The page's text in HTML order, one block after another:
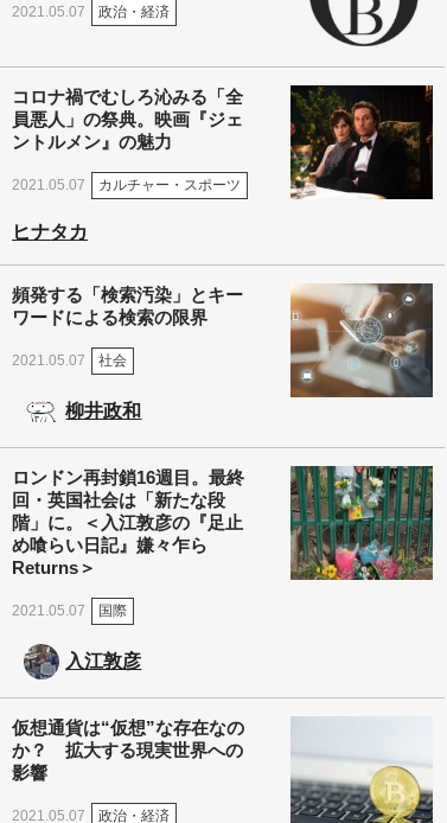
2021.05.07 政治・経済
コロナ禍でむしろ沁みる「全
員悪人」の祭典。映画『ジェ
ントルメン』の魅力
2021.05.07 カルチャー・スポーツ
ヒナタカ
頻発する「検索汚染」とキー
ワードによる検索の限界
2021.05.07 社会
柳井政和
ロンドン再封鎖16週目。最終
回・英国社会は「新たな段
階」に。＜入江敦彦の『足止
め喰らい日記』嫌々乍ら
Returns＞
2021.05.07 国際
入江敦彦
仮想通貨は“仮想”な存在なの
か？ 拡大する現実世界への
影響
2021.05.07 政治・経済